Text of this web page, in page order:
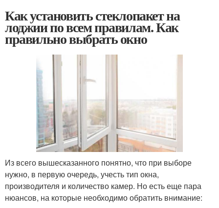
Как установить стеклопакет на
лоджии по всем правилам. Как
правильно выбрать окно
Из всего вышесказанного понятно, что при выборе
нужно, в первую очередь, учесть тип окна,
производителя и количество камер. Но есть еще пара
нюансов, на которые необходимо обратить внимание: